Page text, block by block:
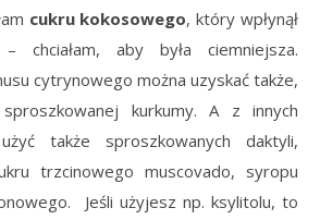
cukru kokosowego, który wpłynął
chciałam, aby była ciemniejsza.
cytrynowego można uzyskać także,
kurkumy. A z innych
także sproszkowanych daktyli,
trzcinowego muscovado, syropu
Jeśli użyjesz np. ksylitolu, to